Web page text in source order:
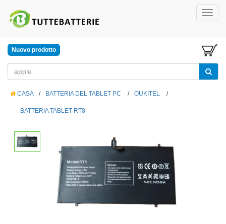
Nuovo prodotto
CASA / BATTERIA DEL TABLET PC / OUKITEL /
BATTERIA TABLET RT8